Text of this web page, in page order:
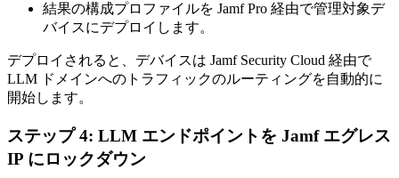
結果の構成プロファイルを Jamf Pro 経由で管理対象デ
バイスにデプロイします。
デプロイされると、デバイスは Jamf Security Cloud 経由で
LLM ドメインへのトラフィックのルーティングを自動的に
開始します。
ステップ 4: LLM エンドポイントを Jamf エグレス
IP にロックダウン